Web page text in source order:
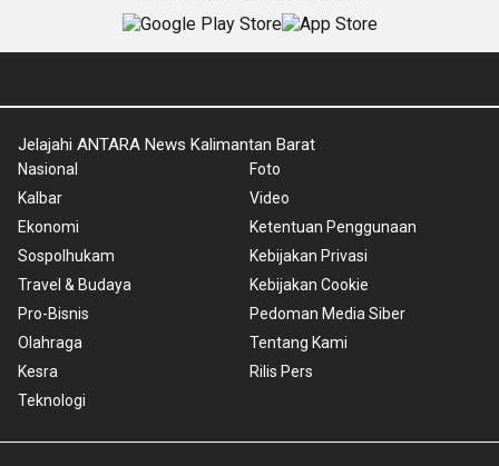
Jelajahi ANTARA News Kalimantan Barat
Nasional
Kalbar
Ekonomi
Sospolhukam
Travel & Budaya
Pro-Bisnis
Olahraga
Kesra
Teknologi
Foto
Video
Ketentuan Penggunaan
Kebijakan Privasi
Kebijakan Cookie
Pedoman Media Siber
Tentang Kami
Rilis Pers